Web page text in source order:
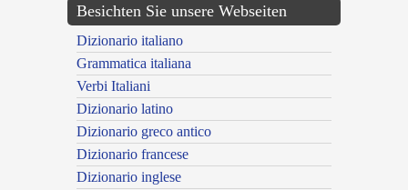
Besichten Sie unsere Webseiten
Dizionario italiano
Grammatica italiana
Verbi Italiani
Dizionario latino
Dizionario greco antico
Dizionario francese
Dizionario inglese